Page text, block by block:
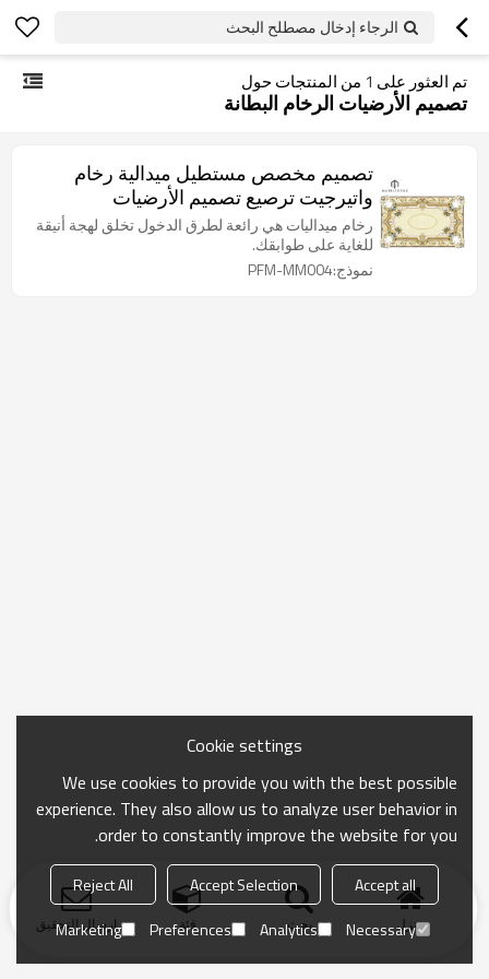
الرجاء إدخال مصطلح البحث
تم العثور على 1 من المنتجات حول
تصميم الأرضيات الرخام البطانة
تصميم مخصص مستطيل ميدالية رخام
واتيرجيت ترصيع تصميم الأرضيات
رخام ميداليات هي رائعة لطرق الدخول تخلق لهجة أنيقة
للغاية على طوابقك.
نموذج:PFM-MM004
منزل بحث فئة ارسال التحقيق
Cookie settings
We use cookies to provide you with the best possible
experience. They also allow us to analyze user behavior in
order to constantly improve the website for you.
Accept all
Accept Selection
Reject All
Necessary
Analytics
Preferences
Marketing